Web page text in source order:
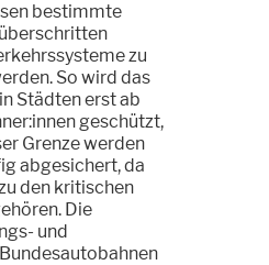
bestimmte
zu
So wird das
Städten erst ab
geschützt,
Grenze werden
abgesichert, da
den kritischen
Die
und